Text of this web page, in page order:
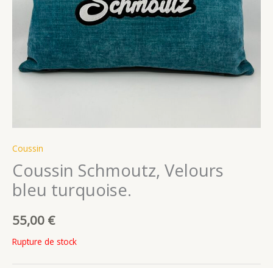
Coussin
Coussin Schmoutz, Velours
bleu turquoise.
55,00 €
Rupture de stock